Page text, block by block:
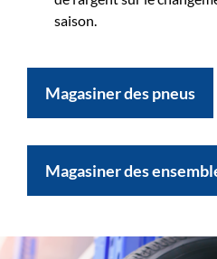
saison.
Magasiner des pneus
Magasiner des